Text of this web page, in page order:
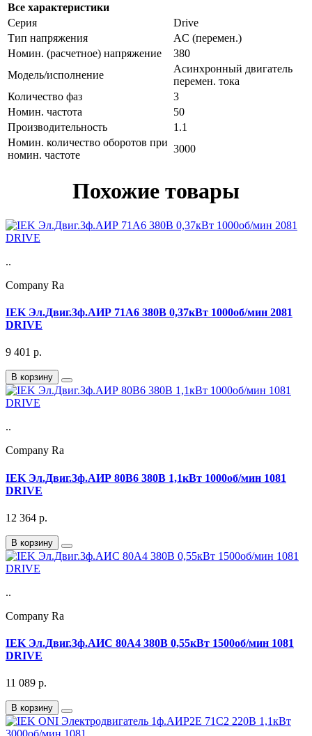
Все характеристики
Серия
Drive
Тип напряжения
AC (перемен.)
Номин. (расчетное) напряжение
380
Модель/исполнение
Асинхронный двигатель
перемен. тока
Количество фаз
3
Номин. частота
50
Производительность
1.1
Номин. количество оборотов при
номин. частоте
3000
Похожие товары
..
Company Ra
IEK Эл.Двиг.3ф.АИР 71A6 380В 0,37кВт 1000об/мин 2081
DRIVE
9 401 р.
В корзину
..
Company Ra
IEK Эл.Двиг.3ф.АИР 80B6 380В 1,1кВт 1000об/мин 1081
DRIVE
12 364 р.
В корзину
..
Company Ra
IEK Эл.Двиг.3ф.АИС 80A4 380В 0,55кВт 1500об/мин 1081
DRIVE
11 089 р.
В корзину